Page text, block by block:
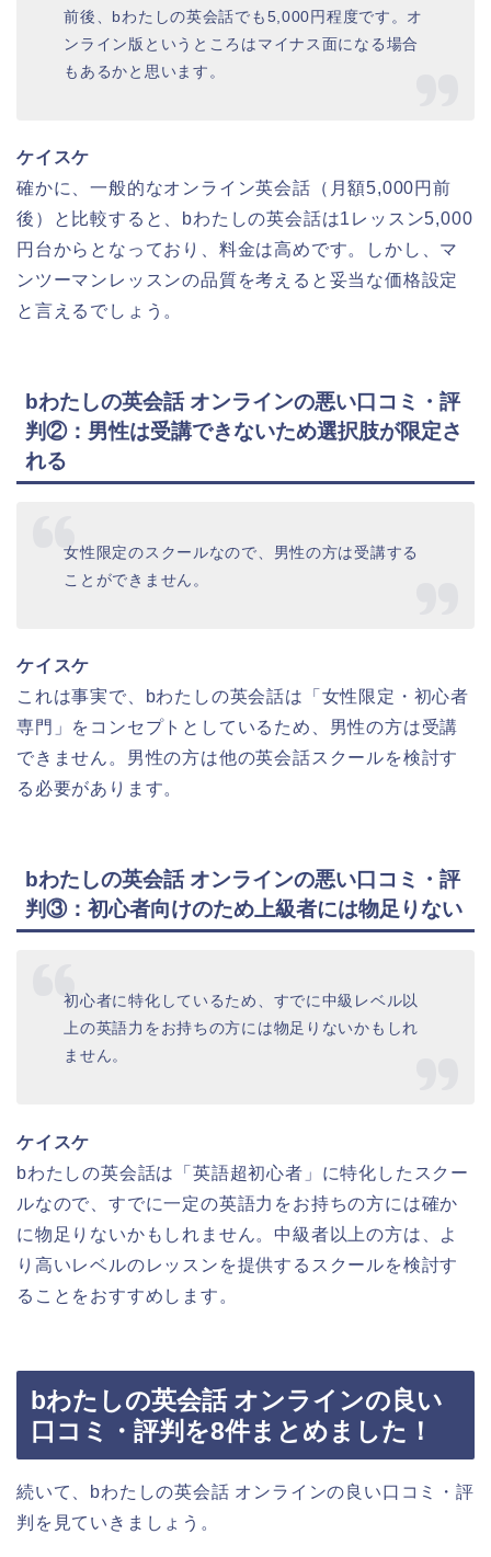
前後、bわたしの英会話でも5,000円程度です。オ
ンライン版というところはマイナス面になる場合
もあるかと思います。
ケイスケ
確かに、一般的なオンライン英会話（月額5,000円前
後）と比較すると、bわたしの英会話は1レッスン5,000
円台からとなっており、料金は高めです。しかし、マ
ンツーマンレッスンの品質を考えると妥当な価格設定
と言えるでしょう。
bわたしの英会話 オンラインの悪い口コミ・評
判②：男性は受講できないため選択肢が限定さ
れる
女性限定のスクールなので、男性の方は受講する
ことができません。
ケイスケ
これは事実で、bわたしの英会話は「女性限定・初心者
専門」をコンセプトとしているため、男性の方は受講
できません。男性の方は他の英会話スクールを検討す
る必要があります。
bわたしの英会話 オンラインの悪い口コミ・評
判③：初心者向けのため上級者には物足りない
初心者に特化しているため、すでに中級レベル以
上の英語力をお持ちの方には物足りないかもしれ
ません。
ケイスケ
bわたしの英会話は「英語超初心者」に特化したスクー
ルなので、すでに一定の英語力をお持ちの方には確か
に物足りないかもしれません。中級者以上の方は、よ
り高いレベルのレッスンを提供するスクールを検討す
ることをおすすめします。
bわたしの英会話 オンラインの良い
口コミ・評判を8件まとめました！
続いて、bわたしの英会話 オンラインの良い口コミ・評
判を見ていきましょう。